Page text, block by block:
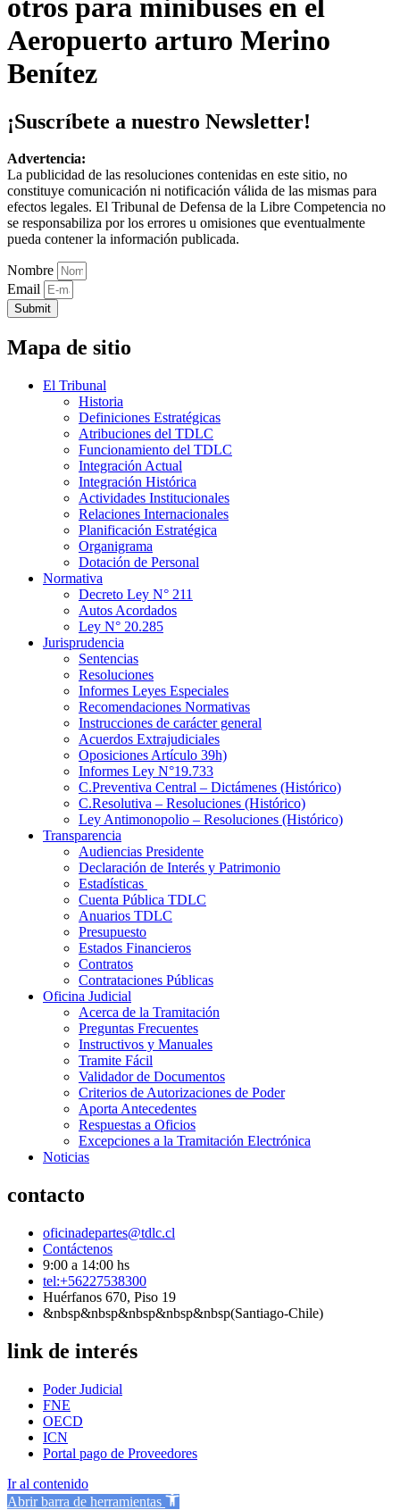
otros para minibuses en el
Aeropuerto arturo Merino
Benítez
¡Suscríbete a nuestro Newsletter!
Advertencia:
La publicidad de las resoluciones contenidas en este sitio, no
constituye comunicación ni notificación válida de las mismas para
efectos legales. El Tribunal de Defensa de la Libre Competencia no
se responsabiliza por los errores u omisiones que eventualmente
pueda contener la información publicada.
Nombre
Email
Submit
Mapa de sitio
El Tribunal
Historia
Definiciones Estratégicas
Atribuciones del TDLC
Funcionamiento del TDLC
Integración Actual
Integración Histórica
Actividades Institucionales
Relaciones Internacionales
Planificación Estratégica
Organigrama
Dotación de Personal
Normativa
Decreto Ley N° 211
Autos Acordados
Ley N° 20.285
Jurisprudencia
Sentencias
Resoluciones
Informes Leyes Especiales
Recomendaciones Normativas
Instrucciones de carácter general
Acuerdos Extrajudiciales
Oposiciones Artículo 39h)
Informes Ley N°19.733
C.Preventiva Central – Dictámenes (Histórico)
C.Resolutiva – Resoluciones (Histórico)
Ley Antimonopolio – Resoluciones (Histórico)
Transparencia
Audiencias Presidente
Declaración de Interés y Patrimonio
Estadísticas
Cuenta Pública TDLC
Anuarios TDLC
Presupuesto
Estados Financieros
Contratos
Contrataciones Públicas
Oficina Judicial
Acerca de la Tramitación
Preguntas Frecuentes
Instructivos y Manuales
Tramite Fácil
Validador de Documentos
Criterios de Autorizaciones de Poder
Aporta Antecedentes
Respuestas a Oficios
Excepciones a la Tramitación Electrónica
Noticias
contacto
oficinadepartes@tdlc.cl
Contáctenos
9:00 a 14:00 hs
tel:+56227538300
Huérfanos 670, Piso 19
&nbsp&nbsp&nbsp&nbsp&nbsp(Santiago-Chile)
link de interés
Poder Judicial
FNE
OECD
ICN
Portal pago de Proveedores
Ir al contenido
Abrir barra de herramientas